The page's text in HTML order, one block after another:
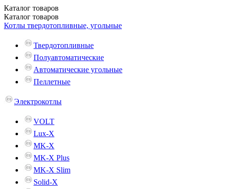
Каталог товаров
Каталог товаров
Котлы твердотопливные, угольные
Твердотопливные
Полуавтоматические
Автоматические угольные
Пеллетные
Электрокотлы
VOLT
Lux-X
MK-X
MK-X Plus
MK-X Slim
Solid-X